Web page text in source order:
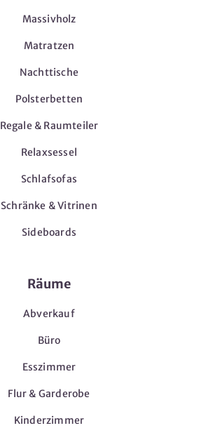
Massivholz
Matratzen
Nachttische
Polsterbetten
Regale & Raumteiler
Relaxsessel
Schlafsofas
Schränke & Vitrinen
Sideboards
Räume
Abverkauf
Büro
Esszimmer
Flur & Garderobe
Kinderzimmer